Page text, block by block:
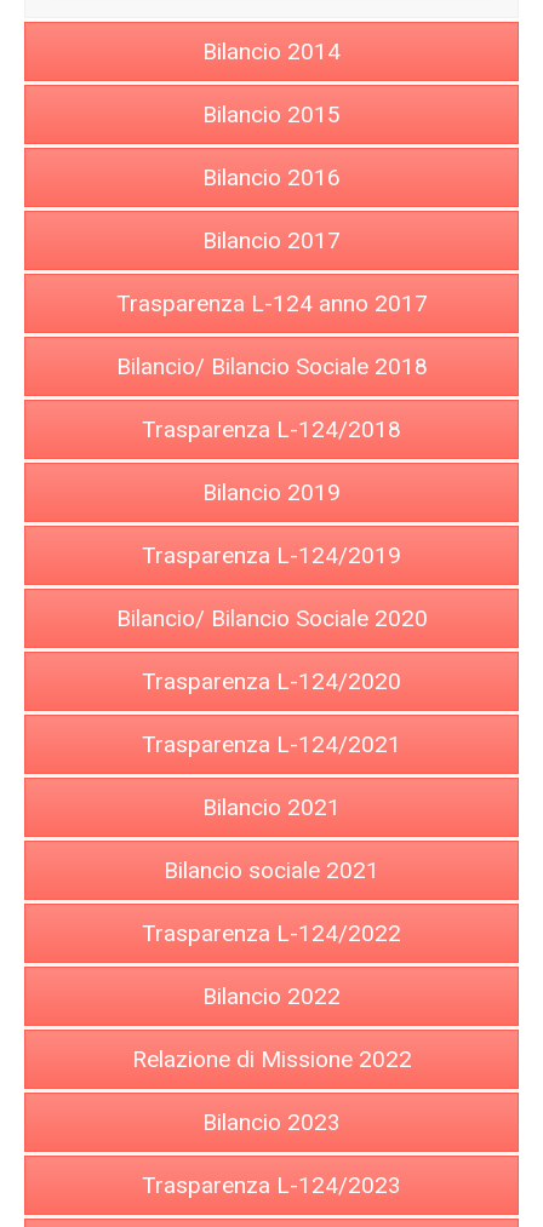
Bilancio 2014
Bilancio 2015
Bilancio 2016
Bilancio 2017
Trasparenza L-124 anno 2017
Bilancio/ Bilancio Sociale 2018
Trasparenza L-124/2018
Bilancio 2019
Trasparenza L-124/2019
Bilancio/ Bilancio Sociale 2020
Trasparenza L-124/2020
Trasparenza L-124/2021
Bilancio 2021
Bilancio sociale 2021
Trasparenza L-124/2022
Bilancio 2022
Relazione di Missione 2022
Bilancio 2023
Trasparenza L-124/2023